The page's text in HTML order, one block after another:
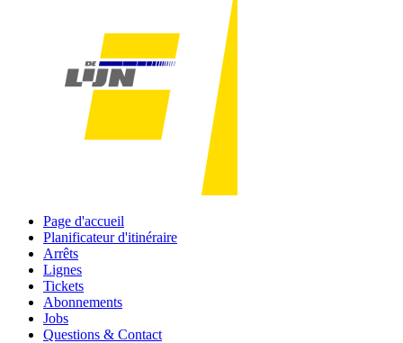
Page d'accueil
Planificateur d'itinéraire
Arrêts
Lignes
Tickets
Abonnements
Jobs
Questions & Contact